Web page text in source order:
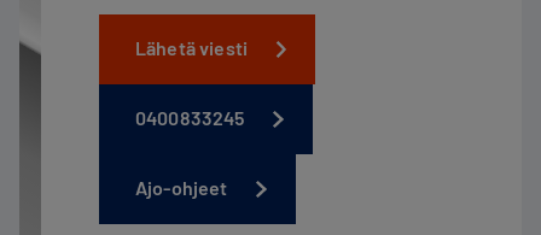
Lähetä viesti
0400833245
Ajo-ohjeet